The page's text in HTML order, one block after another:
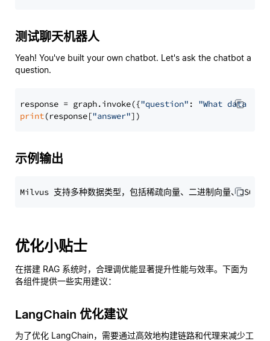
测试聊天机器人
Yeah! You've built your own chatbot. Let's ask the chatbot a
question.
response = graph.invoke({"question" : "What data
print(response["answer"
示例输出
优化小贴士
在搭建 RAG 系统时，合理调优能显著提升性能与效率。下面为
各组件提供一些实用建议：
LangChain 优化建议
为了优化 LangChain，需要通过高效地构建链路和代理来减少工